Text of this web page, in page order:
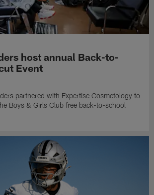
host annual Back-to-
Event
partnered with Expertise Cosmetology to
Boys & Girls Club free back-to-school